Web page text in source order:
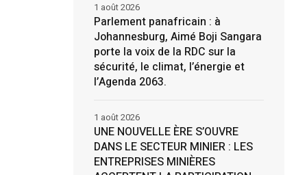
Parlement panafricain : à
Johannesburg, Aimé Boji Sangara
porte la voix de la RDC sur la
sécurité, le climat, l’énergie et
l’Agenda 2063.
1 août 2026
UNE NOUVELLE ÈRE S’OUVRE
DANS LE SECTEUR MINIER : LES
ENTREPRISES MINIÈRES
1 août 2026